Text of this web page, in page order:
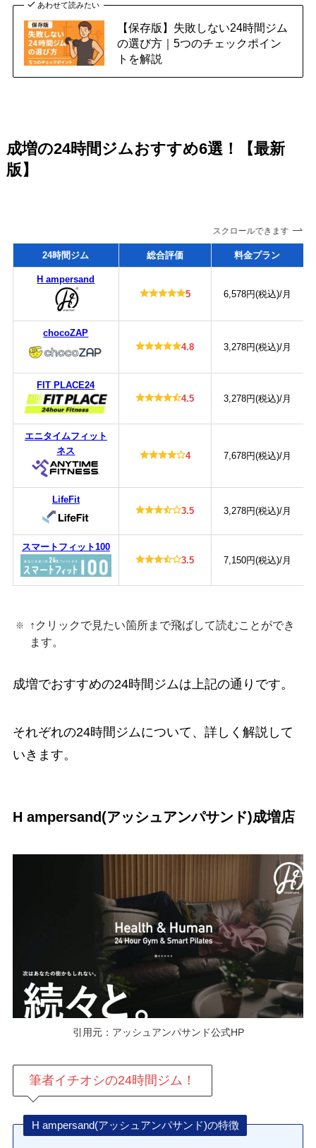
あわせて読みたい
【保存版】失敗しない24時間ジム
の選び方｜5つのチェックポイン
トを解説
成増の24時間ジムおすすめ6選！【最新
版】
スクロールできます
24時間ジム 総合評価 料金プラン
H ampersand
5
6,578円(税込)/月
chocoZAP
4.8
3,278円(税込)/月
FIT PLACE24
4.5
3,278円(税込)/月
エニタイムフィット
ネス
4 7,678円(税込)/月
LifeFit
3.5
3,278円(税込)/月
スマートフィット100
3.5
7,150円(税込)/月
↑クリックで見たい箇所まで飛ばして読むことができ
ます。
成増でおすすめの24時間ジムは上記の通りです。
それぞれの24時間ジムについて、詳しく解説して
いきます。
H ampersand(アッシュアンパサンド)成増店
引用元：アッシュアンパサンド公式HP
筆者イチオシの24時間ジム！
H ampersand(アッシュアンパサンド)の特徴